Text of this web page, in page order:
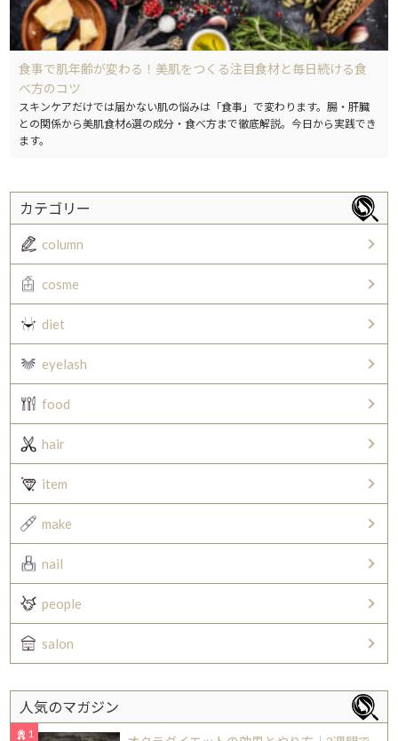
食事で肌年齢が変わる！美肌をつくる注目食材と毎日続ける食
べ方のコツ
スキンケアだけでは届かない肌の悩みは「食事」で変わります。腸・肝臓
との関係から美肌食材6選の成分・食べ方まで徹底解説。今日から実践でき
ます。
カテゴリー
column
cosme
diet
eyelash
food
hair
item
make
nail
people
salon
人気のマガジン
1